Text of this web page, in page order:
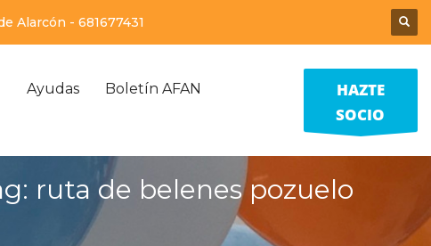
Alarcón - 681677431
Ayudas
Boletín AFAN
HAZTE
SOCIO
ruta de belenes pozuelo